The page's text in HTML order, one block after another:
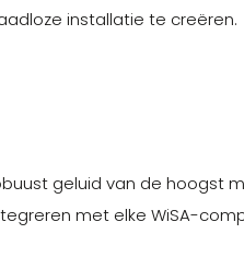
installatie te creëren.
geluid van de hoogst
met elke WiSA-